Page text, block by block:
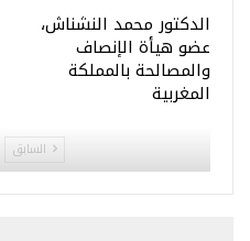
الدكتور محمد النشناش،
عضو هيأة الإنصاف
والمصالحة بالمملكة
المغربية
السابق